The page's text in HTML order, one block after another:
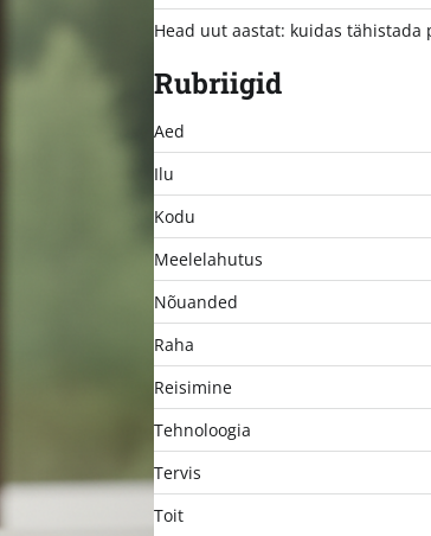
Head uut aastat: kuidas
Rubriigid
Aed
Ilu
Kodu
Meelelahutus
Nõuanded
Raha
Reisimine
Tehnoloogia
Tervis
Toit